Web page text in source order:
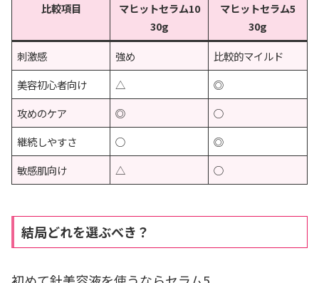
比較項目
マヒットセラム10
30g
マヒットセラム5
30g
刺激感
強め
比較的マイルド
美容初心者向け
△
◎
攻めのケア
◎
○
継続しやすさ
○
◎
敏感肌向け
△ ○
結局どれを選ぶべき？